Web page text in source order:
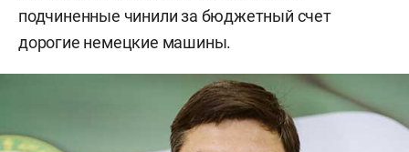
подчиненные чинили за бюджетный счет
дорогие немецкие машины.